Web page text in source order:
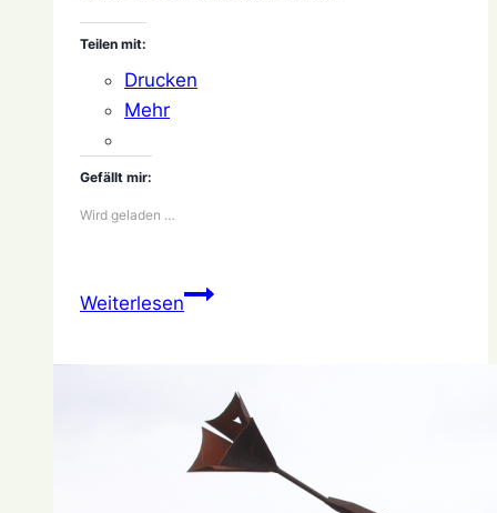
Teilen mit:
Drucken
Mehr
Gefällt mir:
Wird geladen …
WeiterlesenSpannend